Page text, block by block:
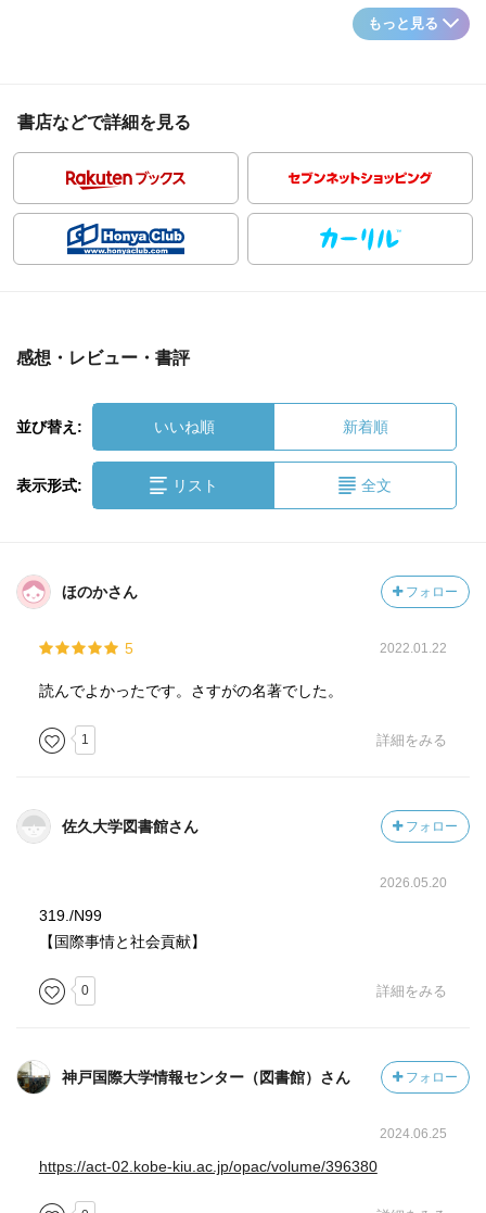
もっと見る
書店などで詳細を見る
感想・レビュー・書評
並び替え: いいね順 新着順
表示形式: リスト 全文
ほのかさん フォロー
5 2022.01.22
読んでよかったです。さすがの名著でした。
1 詳細をみる
佐久大学図書館さん フォロー
2026.05.20
319./N99
【国際事情と社会貢献】
0 詳細をみる
神戸国際大学情報センター（図書館）さん フォロー
2024.06.25
https://act-02.kobe-kiu.ac.jp/opac/volume/396380